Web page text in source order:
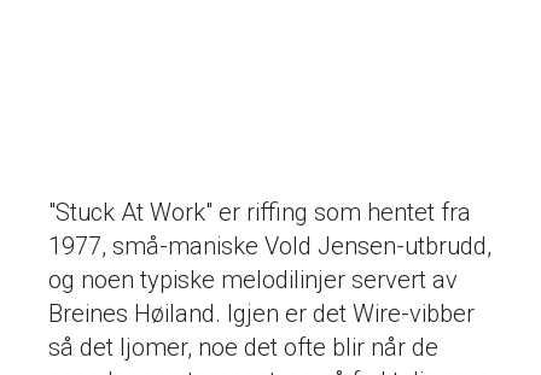
"Stuck At Work" er riffing som hentet fra
1977, små-maniske Vold Jensen-utbrudd,
og noen typiske melodilinjer servert av
Breines Høiland. Igjen er det Wire-vibber
så det ljomer, noe det ofte blir når de